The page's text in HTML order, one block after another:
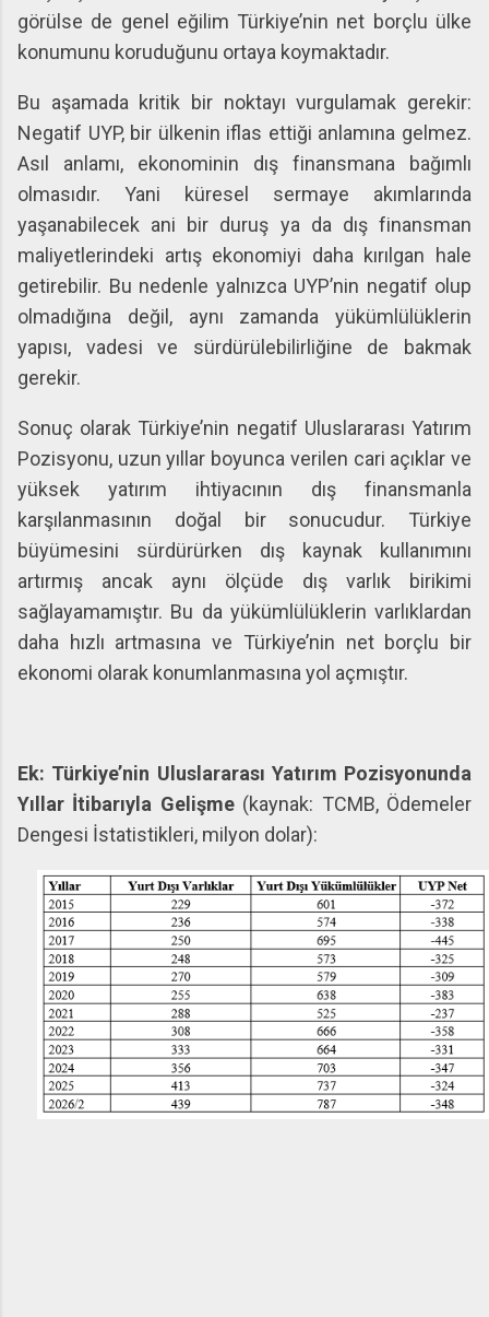
görülse de genel eğilim Türkiye’nin net borçlu ülke
konumunu koruduğunu ortaya koymaktadır.
Bu aşamada kritik bir noktayı vurgulamak gerekir:
Negatif UYP, bir ülkenin iflas ettiği anlamına gelmez.
Asıl anlamı, ekonominin dış finansmana bağımlı
olmasıdır. Yani küresel sermaye akımlarında
yaşanabilecek ani bir duruş ya da dış finansman
maliyetlerindeki artış ekonomiyi daha kırılgan hale
getirebilir. Bu nedenle yalnızca UYP’nin negatif olup
olmadığına değil, aynı zamanda yükümlülüklerin
yapısı, vadesi ve sürdürülebilirliğine de bakmak
gerekir.
Sonuç olarak Türkiye’nin negatif Uluslararası Yatırım
Pozisyonu, uzun yıllar boyunca verilen cari açıklar ve
yüksek yatırım ihtiyacının dış finansmanla
karşılanmasının doğal bir sonucudur. Türkiye
büyümesini sürdürürken dış kaynak kullanımını
artırmış ancak aynı ölçüde dış varlık birikimi
sağlayamamıştır. Bu da yükümlülüklerin varlıklardan
daha hızlı artmasına ve Türkiye’nin net borçlu bir
ekonomi olarak konumlanmasına yol açmıştır.
Ek: Türkiye’nin Uluslararası Yatırım Pozisyonunda
Yıllar İtibarıyla Gelişme (kaynak: TCMB, Ödemeler
Dengesi İstatistikleri, milyon dolar):